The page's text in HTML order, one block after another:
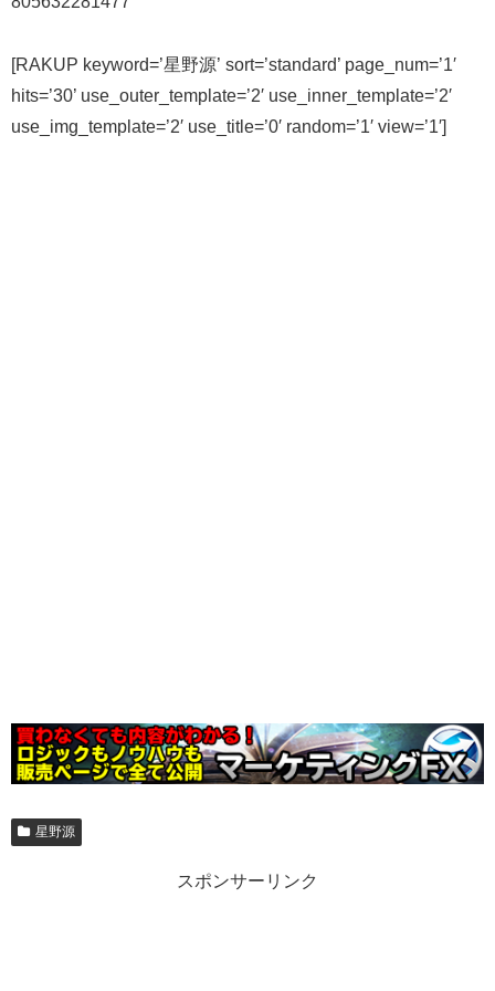
[RAKUP keyword=’星野源’ sort=’standard’ page_num=’1′
hits=’30’ use_outer_template=’2′ use_inner_template=’2′
use_img_template=’2′ use_title=’0′ random=’1′ view=’1′]
星野源
スポンサーリンク